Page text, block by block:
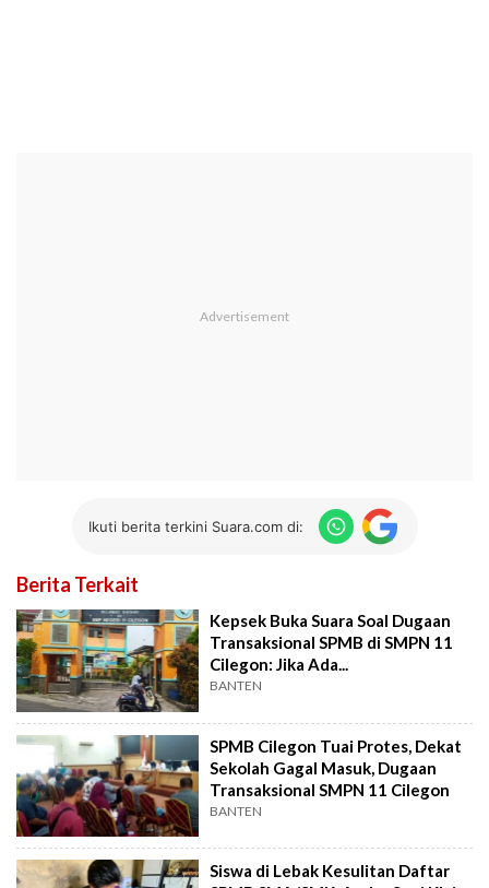
Ikuti berita terkini Suara.com di:
Berita Terkait
Kepsek Buka Suara Soal Dugaan
Transaksional SPMB di SMPN 11
Cilegon: Jika Ada...
BANTEN
SPMB Cilegon Tuai Protes, Dekat
Sekolah Gagal Masuk, Dugaan
Transaksional SMPN 11 Cilegon
BANTEN
Siswa di Lebak Kesulitan Daftar